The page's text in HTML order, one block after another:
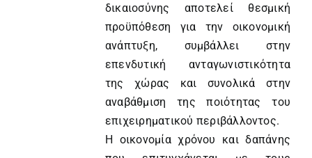
δικαιοσύνης αποτελεί θεσμική
προϋπόθεση για την οικονομική
ανάπτυξη, συμβάλλει στην
επενδυτική ανταγωνιστικότητα
της χώρας και συνολικά στην
αναβάθμιση της ποιότητας του
επιχειρηματικού περιβάλλοντος.
Η οικονομία χρόνου και δαπάνης